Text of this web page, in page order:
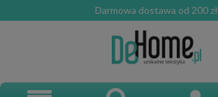
Darmowa dostawa od 200 zł